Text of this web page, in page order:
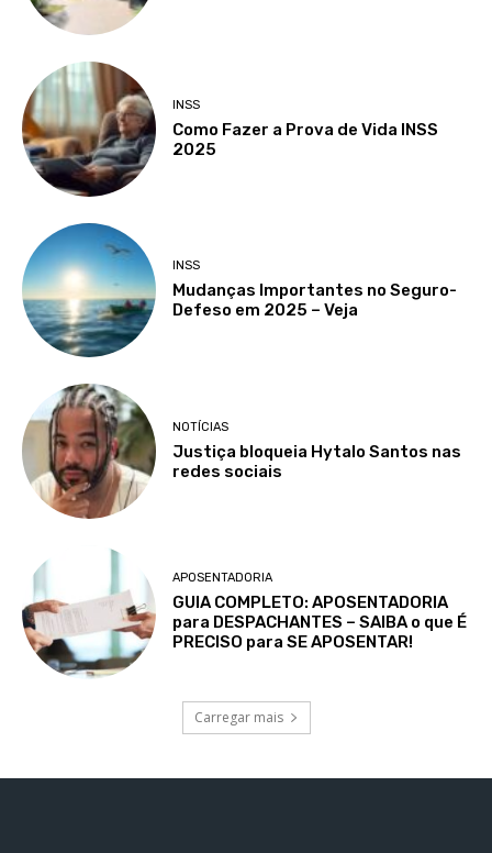
INSS
Como Fazer a Prova de Vida INSS
2025
INSS
Mudanças Importantes no Seguro-
Defeso em 2025 – Veja
NOTÍCIAS
Justiça bloqueia Hytalo Santos nas
redes sociais
APOSENTADORIA
GUIA COMPLETO: APOSENTADORIA
para DESPACHANTES – SAIBA o que É
PRECISO para SE APOSENTAR!
Carregar mais